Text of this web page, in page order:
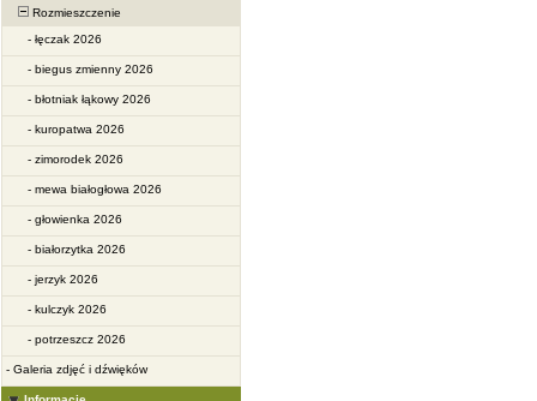
Rozmieszczenie
- łęczak 2026
- biegus zmienny 2026
- błotniak łąkowy 2026
- kuropatwa 2026
- zimorodek 2026
- mewa białogłowa 2026
- głowienka 2026
- białorzytka 2026
- jerzyk 2026
- kulczyk 2026
- potrzeszcz 2026
- Galeria zdjęć i dźwięków